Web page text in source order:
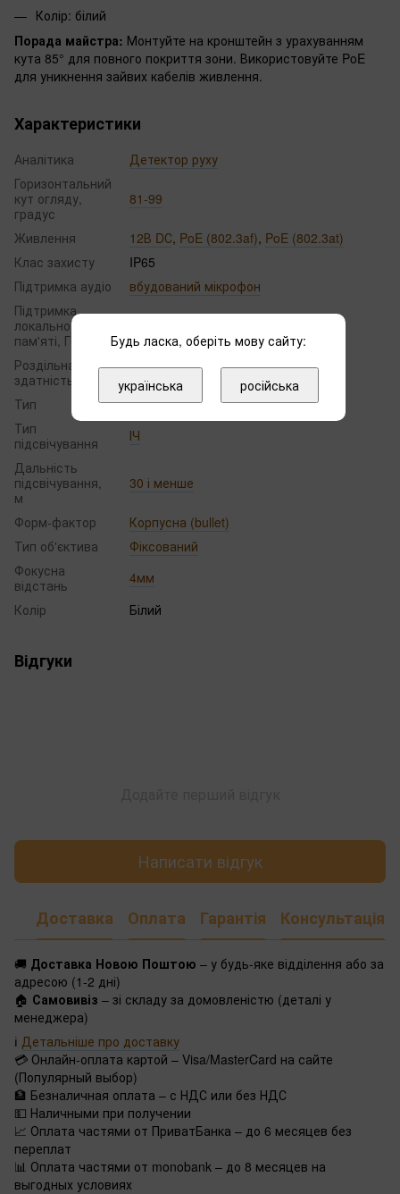
Колір: білий
Порада майстра: Монтуйте на кронштейн з урахуванням
кута 85° для повного покриття зони. Використовуйте PoE
для уникнення зайвих кабелів живлення.
Характеристики
Аналітика
Детектор руху
Горизонтальний
кут огляду,
градус
81-99
Живлення 12В DС, PoE (802.3af), PoE (802.3at)
Клас захисту
IP65
Підтримка аудіо
вбудований мікрофон
Підтримка
локальної
пам'яті, Гб
Роздільна
здатність
5 МП
Тип
IP
Тип
підсвічування
ІЧ
Дальність
підсвічування,
м
30 і менше
Форм-фактор
Корпусна (bullet)
Тип об'єктива
Фіксований
Фокусна
відстань
4мм
Колір
Білий
Відгуки
Написати відгук
Доставка Оплата Гарантія Консультація
🚚 Доставка Новою Поштою – у будь-яке відділення або за
адресою (1-2 дні)
🏠 Самовивіз – зі складу за домовленістю (деталі у
менеджера)
ℹ️ Детальніше про доставку
💳 Онлайн-оплата картой – Visa/MasterCard на сайте
(Популярный выбор)
🏦 Безналичная оплата – с НДС или без НДС
💵 Наличными при получении
📈 Оплата частями от ПриватБанка – до 6 месяцев без
переплат
📊 Оплата частями от monobank – до 8 месяцев на
выгодных условиях
Будь ласка, оберіть мову сайту:
українська російська